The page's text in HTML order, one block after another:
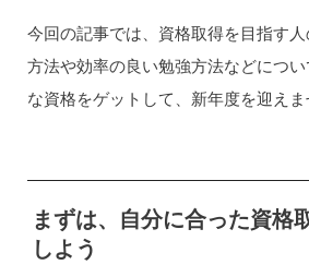
今回の記事では、資格取得を目指す
方法や効率の良い勉強方法などにつ
な資格をゲットして、新年度を迎えま
まずは、自分に合った資格
しよう